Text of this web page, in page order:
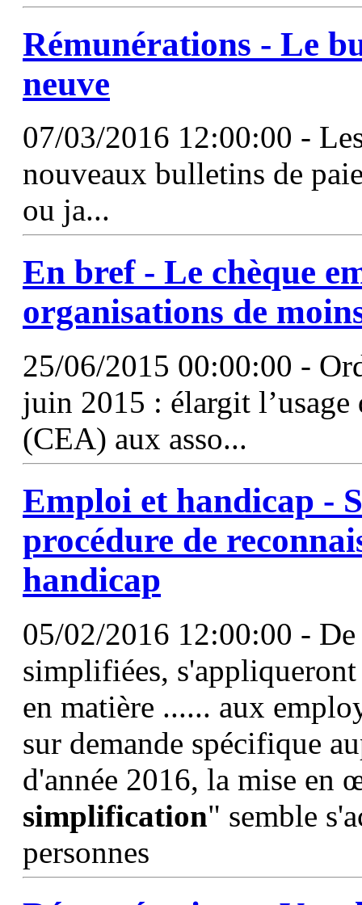
Rémunérations - Le
neuve
07/03/2016 12:00:00 -
nouveaux bulletins de
ou ja...
En bref - Le chèque
organisations de
25/06/2015 00:00:00 -
juin 2015 : élargit
(CEA) aux asso...
Emploi et handicap -
procédure de
handicap
05/02/2016 12:00:00 -
simplifiées,
en matière ...... aux
sur demande spécifique
d'année 2016, la mise en
simplification" semble
personnes